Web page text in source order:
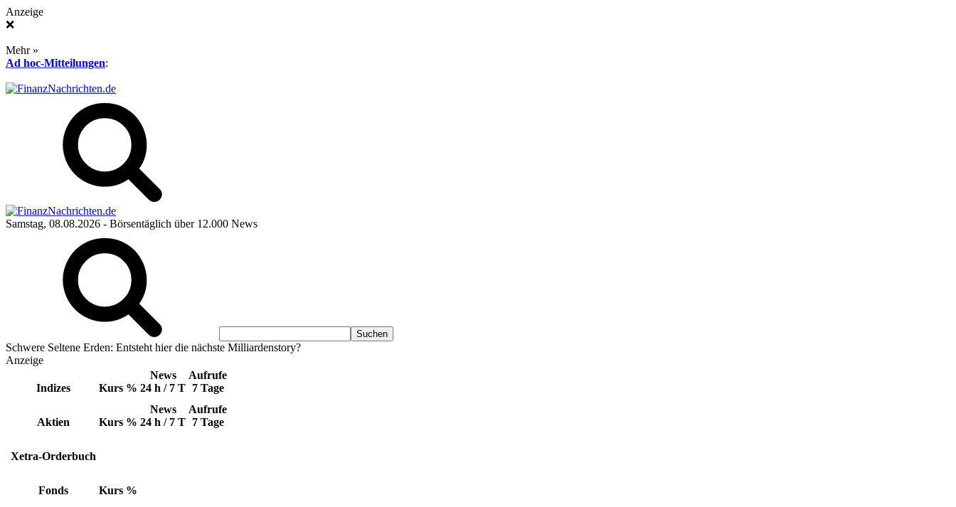
Anzeige
❌
Mehr »
Ad hoc-Mitteilungen:
Samstag, 08.08.2026 - Börsentäglich über 12.000 News
Schwere Seltene Erden: Entsteht hier die nächste Milliardenstory?
Anzeige
Indizes Kurs %
News
24 h / 7 T
Aufrufe
7 Tage
Aktien Kurs %
News
24 h / 7 T
Aufrufe
7 Tage
Xetra-Orderbuch
Fonds Kurs %